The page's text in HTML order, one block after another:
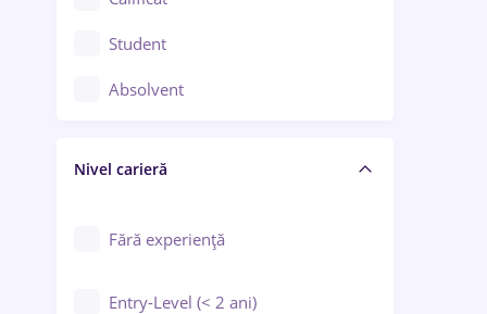
Construcții / Instalații
Controlul calității
Educație / Training / Arte
Student
Absolvent
Nivel carieră
Fără experiență
Entry-Level (< 2 ani)